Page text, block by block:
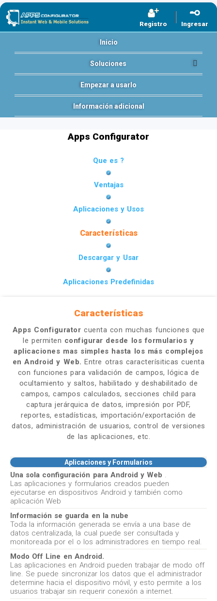
Registro Ingresar
Inicio
Soluciones
Empezar a usarlo
Información adicional
Apps Configurator
Que es ?
Ventajas
Aplicaciones y Usos
Características
Descargar y Usar
Aplicaciones Predefinidas
Características
Apps Configuratorcuenta con muchas funciones que
le permiten configurar desde los formularios y
aplicaciones mas simples hasta los más complejos
en Android y Web. Entre otras caracterísiticas cuenta
con funciones para validación de campos, lógica de
ocultamiento y saltos, habilitado y deshabilitado de
campos, campos calculados, secciones child para
captura jerárquica de datos, impresión por PDF,
reportes, estadísticas, importación/exportación de
datos, administración de usuarios, control de versiones
de las aplicaciones, etc.
Aplicaciones y Formularios
Una sola configuración para Android y Web .
Las aplicaciones y formularios creados pueden
ejecutarse en dispositivos Android y también como
aplicación Web
Información se guarda en la nube
Toda la información generada se envía a una base de
datos centralizada, la cual puede ser consultada y
monitoreada por el o los administradores en tiempo real.
Modo Off Line en Android.
Las aplicaciones en Android pueden trabajar de modo off
line. Se puede sincronizar los datos que el administrador
determine hacia el dispositivo móvil, y esto permite a los
usuarios trabajar sin requerir conexión a internet.